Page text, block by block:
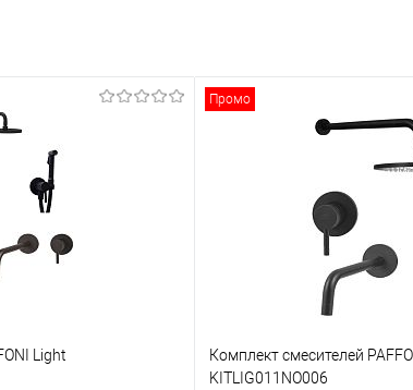
Light
Промо
Комплект смесителей
KITLIG011NO006